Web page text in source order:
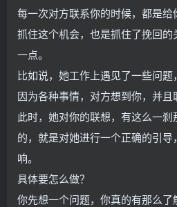
每一次对方联系你的时候，都是给
抓住这个机会，也是抓住了挽回
一点。
比如说，她工作上遇见了一些问
因为各种事情，对方想到你，并且
此时，她对你的联想，有这么一
的，就是对她进行一个正确的引
响。
具体要怎么做？
你先想一个问题，你真的有那么